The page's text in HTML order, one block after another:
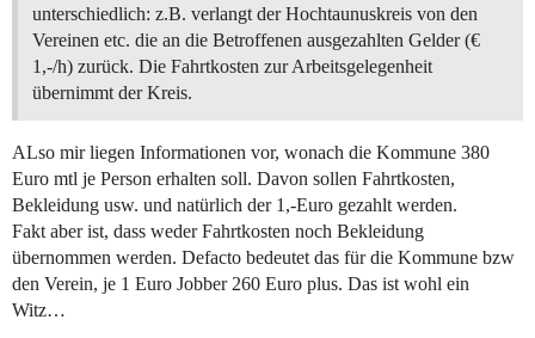
unterschiedlich: z.B. verlangt der Hochtaunuskreis von den
Vereinen etc. die an die Betroffenen ausgezahlten Gelder (€
1,-/h) zurück. Die Fahrtkosten zur Arbeitsgelegenheit
übernimmt der Kreis.
ALso mir liegen Informationen vor, wonach die Kommune 380
Euro mtl je Person erhalten soll. Davon sollen Fahrtkosten,
Bekleidung usw. und natürlich der 1,-Euro gezahlt werden.
Fakt aber ist, dass weder Fahrtkosten noch Bekleidung
übernommen werden. Defacto bedeutet das für die Kommune bzw
den Verein, je 1 Euro Jobber 260 Euro plus. Das ist wohl ein
Witz…